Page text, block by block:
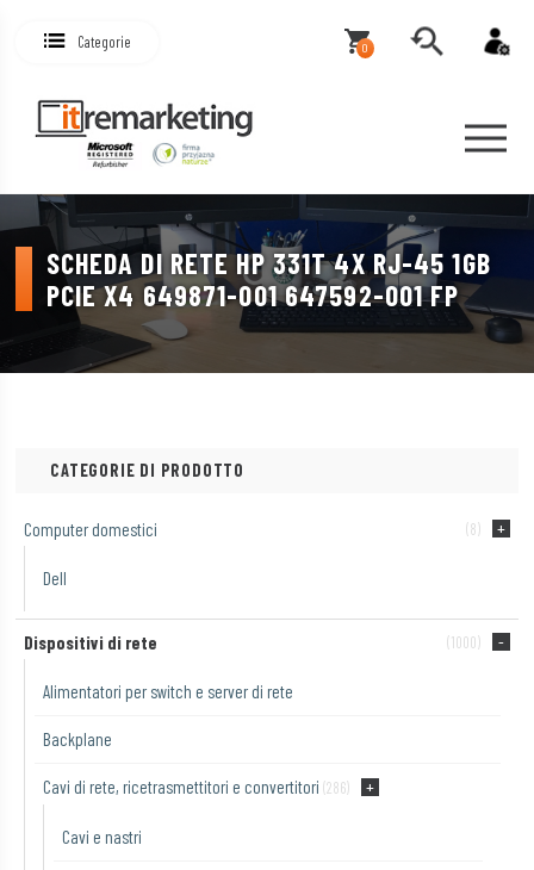
Categorie 0
SCHEDA DI RETE HP 331T 4X RJ-45 1GB
PCIE X4 649871-001 647592-001 FP
CATEGORIE DI PRODOTTO
Computer domestici (8)
Dell
Dispositivi di rete (1000)
Alimentatori per switch e server di rete
Backplane
Cavi di rete, ricetrasmettitori e convertitori (286)
Cavi e nastri